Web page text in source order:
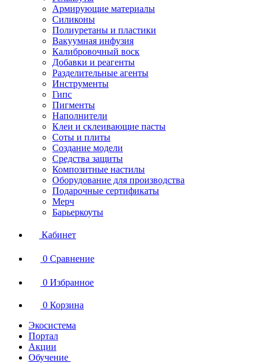
Армирующие материалы
Силиконы
Полиуретаны и пластики
Вакуумная инфузия
Калибровочный воск
Добавки и реагенты
Разделительные агенты
Инструменты
Гипс
Пигменты
Наполнители
Клеи и склеивающие пасты
Соты и плиты
Создание модели
Средства защиты
Композитные настилы
Оборудование для производства
Подарочные сертификаты
Мерч
Барьеркоуты
Кабинет
0 Сравнение
0 Избранное
0 Корзина
Экосистема
Портал
Акции
Обучение